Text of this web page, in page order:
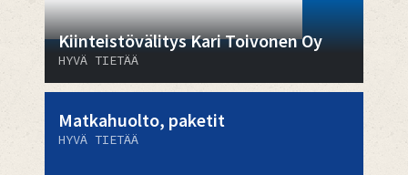
Kiinteistövälitys Kari Toivonen Oy
HYVÄ TIETÄÄ
Matkahuolto, paketit
HYVÄ TIETÄÄ